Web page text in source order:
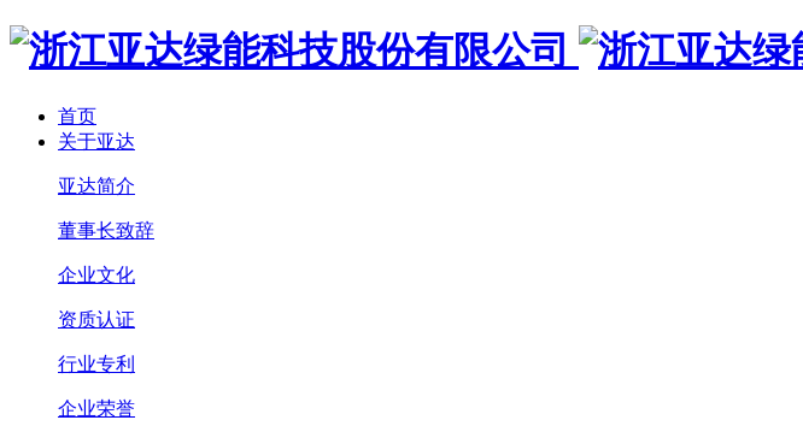
首页
关于亚达
亚达简介
董事长致辞
企业文化
资质认证
行业专利
企业荣誉